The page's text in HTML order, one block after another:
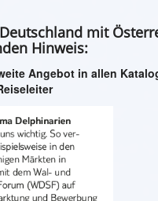
mit
Hinweis:
Angebot in allen